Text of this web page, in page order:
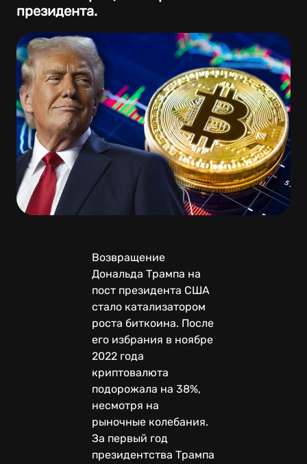
президента.
Возвращение
Дональда Трампа на
пост президента США
стало катализатором
роста биткоина. После
его избрания в ноябре
2022 года
криптовалюта
подорожала на 38%,
несмотря на
рыночные колебания.
За первый год
президентства Трампа